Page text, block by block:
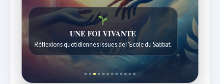
Histoires bibliques étonnantes
Histoires pour les enfants de 7 à 12 ans.